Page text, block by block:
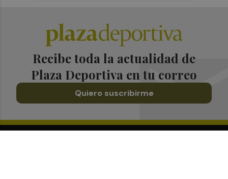
Recibe toda la actualidad de
Plaza Deportiva en tu correo
Quiero suscribirme